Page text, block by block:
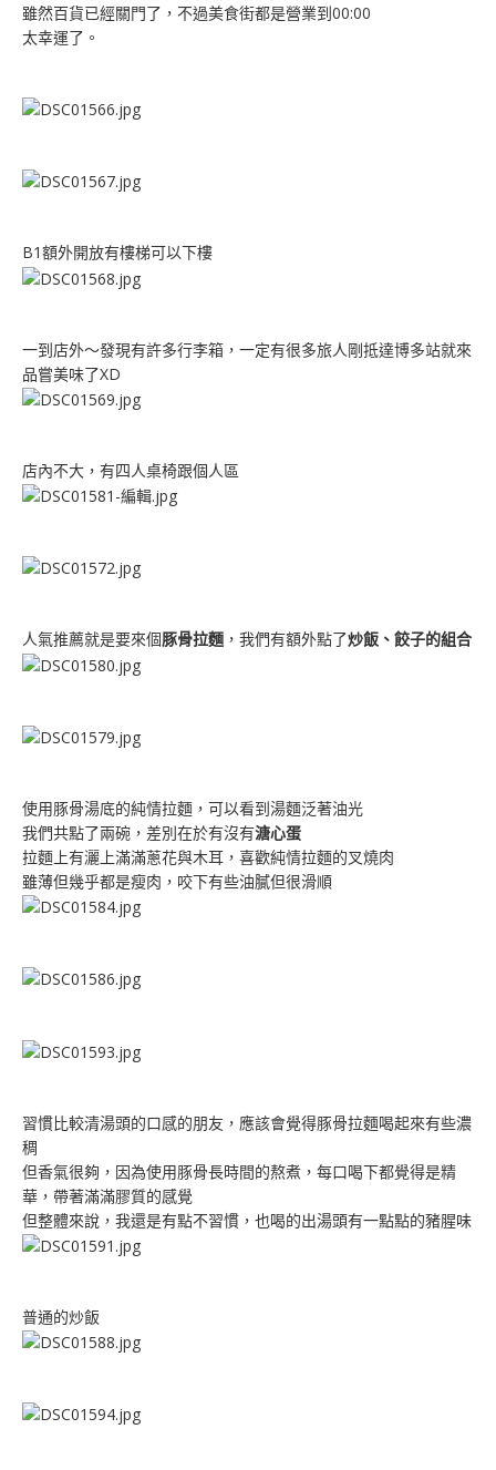
雖然百貨已經關門了，不過美食街都是營業到00:00
太幸運了。
B1額外開放有樓梯可以下樓
一到店外～發現有許多行李箱，一定有很多旅人剛抵達博多站就來
品嘗美味了XD
店內不大，有四人桌椅跟個人區
人氣推薦就是要來個豚骨拉麵 ，我們有額外點了炒飯、餃子的組合
使用豚骨湯底的純情拉麵，可以看到湯麵泛著油光
我們共點了兩碗，差別在於有沒有溏心蛋
拉麵上有灑上滿滿蔥花與木耳，喜歡純情拉麵的叉燒肉
雖薄但幾乎都是瘦肉，咬下有些油膩但很滑順
習慣比較清湯頭的口感的朋友，應該會覺得豚骨拉麵喝起來有些濃
稠
但香氣很夠，因為使用豚骨長時間的熬煮，每口喝下都覺得是精
華，帶著滿滿膠質的感覺
但整體來說，我還是有點不習慣，也喝的出湯頭有一點點的豬腥味
普通的炒飯